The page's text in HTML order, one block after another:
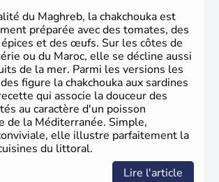
du Maghreb, la chakchouka est
préparée avec des tomates, des
et des œufs. Sur les côtes de
ou du Maroc, elle se décline aussi
de la mer. Parmi les versions les
figure la chakchouka aux sardines
qui associe la douceur des
au caractère d'un poisson
de la Méditerranée. Simple,
elle illustre parfaitement la
du littoral.
Lire l'article